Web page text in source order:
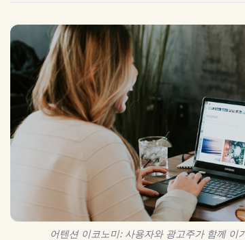
어텐션 이코노미: 사용자와 광고주가 함께